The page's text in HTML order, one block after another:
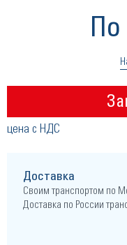
цена с НДС
Доставка
Своим транспортом по
Доставка по России